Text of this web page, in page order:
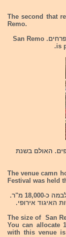
The second that
Remo.
סן רמו מתכננת לערוך את תחרות האירוויזיון בשוק הפרחים. San Remo
is
להכיל בעת ובעונה אחת 6,000-8,000 צופים. האולם בשנת
The venue camn
Festival was held
גודל שוק הפרחים הוא 120,000 מ"ר. . ניתן להקציב לבמה כ-18,000 מ"ר.
האיגוד אירופי.
The size of San
You can allocate
with this venue